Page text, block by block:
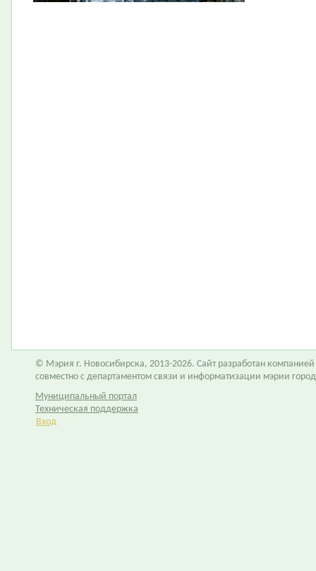
© Мэрия г. Новосибирска, 2013-2026. Сайт разработан компанией
совместно с департаментом связи и информатизации мэрии
Муниципальный портал
Техническая поддержка
Вход